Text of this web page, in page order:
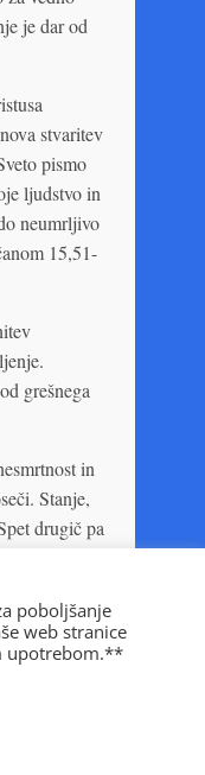
je dar od
stvaritev
pismo
ljudstvo in
neumrljivo
15,51-
grešnega
in
Stanje,
drugič pa
večno
ne da
Sveto
poboljšanje
web stranice
upotrebom.**